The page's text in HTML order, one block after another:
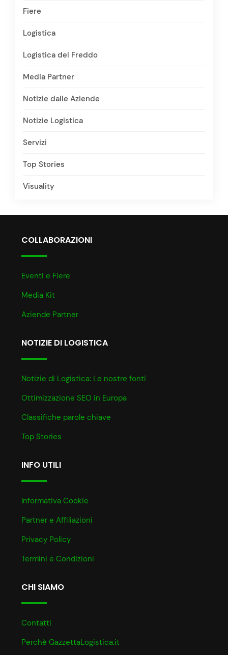
Fiere
Logistica
Logistica del Freddo
Media Partner
Notizie dalle Aziende
Notizie Logistica
Servizi
Top Stories
Visuality
COLLABORAZIONI
Eventi e Fiere
Media Kit
Aziende Partner
NOTIZIE DI LOGISTICA
Notizie di Logistica: Le nostre fonti
Ottimizzazione SEO in Europa
Classifiche parole chiave
Top Stories
INFO UTILI
Informativa Cookie
Partner e Affiliazioni
Privacy Policy
Termini e Condizioni
CHI SIAMO
Contatti
Perchè GazzettaLogistica.it